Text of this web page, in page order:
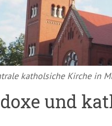
katholsiche Kirche in
und